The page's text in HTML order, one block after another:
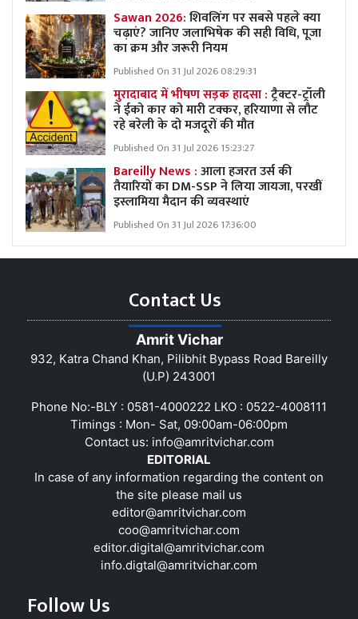
Sawan 2026:शिवलिंग पर सबसे पहले क्या
चढ़ाएं? जानिए जलाभिषेक की सही विधि, पूजा
का क्रम और जरूरी नियम
Published On 31 Jul 2026 08:29:31
मुरादाबाद में भीषण सड़क हादसा :ट्रैक्टर-ट्रॉली
ने ईको कार को मारी टक्कर, हरियाणा से लौट
रहे बरेली के दो मजदूरों की मौत
Published On 31 Jul 2026 15:23:27
Bareilly News :आला हजरत उर्स की
तैयारियों का DM-SSP ने लिया जायजा, परखीं
इस्लामिया मैदान की व्यवस्थाएं
Published On 31 Jul 2026 17:36:00
Contact Us
Amrit Vichar
932, Katra Chand Khan, Pilibhit Bypass Road Bareilly
(U.P) 243001
Phone No:-BLY : 0581-4000222 LKO : 0522-4008111
Timings : Mon- Sat, 09:00am-06:00pm
Contact us: info@amritvichar.com
EDITORIAL
In case of any information regarding the content on
the site please mail us
editor@amritvichar.com
coo@amritvichar.com
editor.digital@amritvichar.com
info.digtal@amritvichar.com
Follow Us